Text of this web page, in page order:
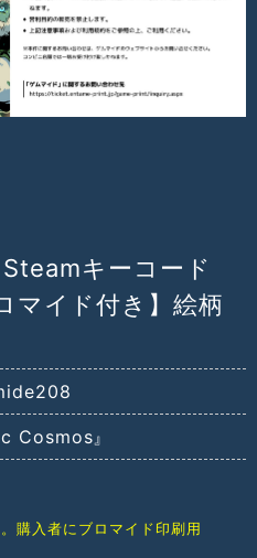
キーコード
マイド付き】絵柄
Cosmos』
購入者にブロマイド印刷用